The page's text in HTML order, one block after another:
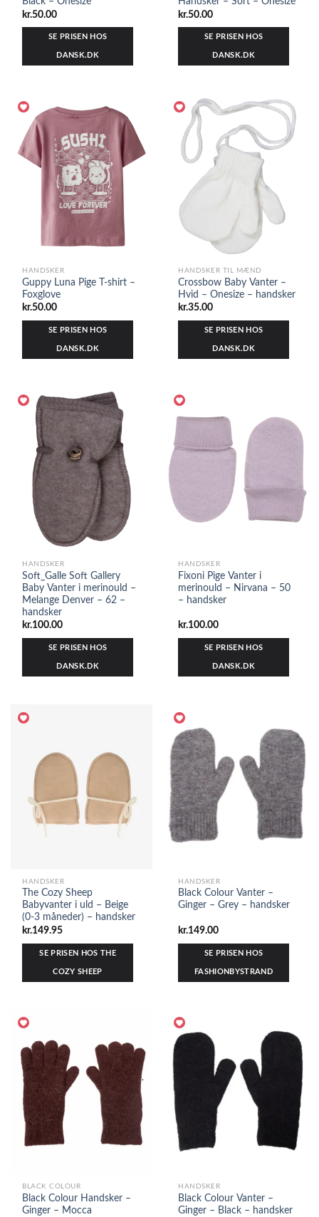
kr.50.00
SE PRISEN HOS
DANSK.DK
kr.50.00
SE PRISEN HOS
DANSK.DK
HANDSKER
Guppy Luna Pige T-shirt –
Foxglove
kr.50.00
SE PRISEN HOS
DANSK.DK
HANDSKER TIL MÆND
Crossbow Baby Vanter –
Hvid – Onesize – handsker
kr.35.00
SE PRISEN HOS
DANSK.DK
HANDSKER
Soft_Galle Soft Gallery
Baby Vanter i merinould –
Melange Denver – 62 –
handsker
kr.100.00
SE PRISEN HOS
DANSK.DK
HANDSKER
Fixoni Pige Vanter i
merinould – Nirvana – 50
– handsker
kr.100.00
SE PRISEN HOS
DANSK.DK
HANDSKER
The Cozy Sheep
Babyvanter i uld – Beige
(0-3 måneder) – handsker
kr.149.95
SE PRISEN HOS THE
COZY SHEEP
HANDSKER
Black Colour Vanter –
Ginger – Grey – handsker
kr.149.00
SE PRISEN HOS
FASHIONBYSTRAND
BLACK COLOUR
Black Colour Handsker –
Ginger – Mocca
HANDSKER
Black Colour Vanter –
Ginger – Black – handsker